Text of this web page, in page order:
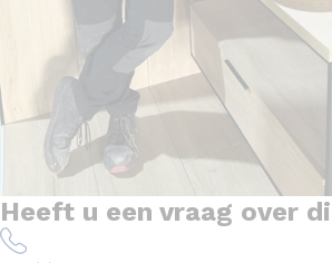
Heeft u een vraag over